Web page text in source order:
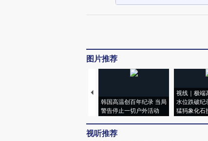
图片推荐
韩国高温创百年纪录 当局
警告停止一切户外活动
视线｜极端
水位跌破纪
猛犸象化石
视听推荐